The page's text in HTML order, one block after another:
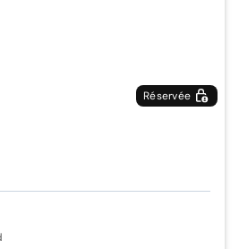
Réservée